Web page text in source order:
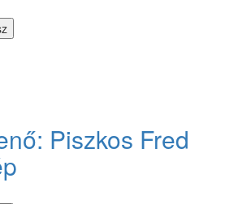
Piszkos Fred